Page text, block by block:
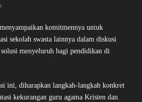
komitmennya untuk
sekolah swasta lainnya dalam diskusi
menyeluruh bagi pendidikan di
ini, diharapkan langkah-langkah konkret
kekurangan guru agama Kristen dan